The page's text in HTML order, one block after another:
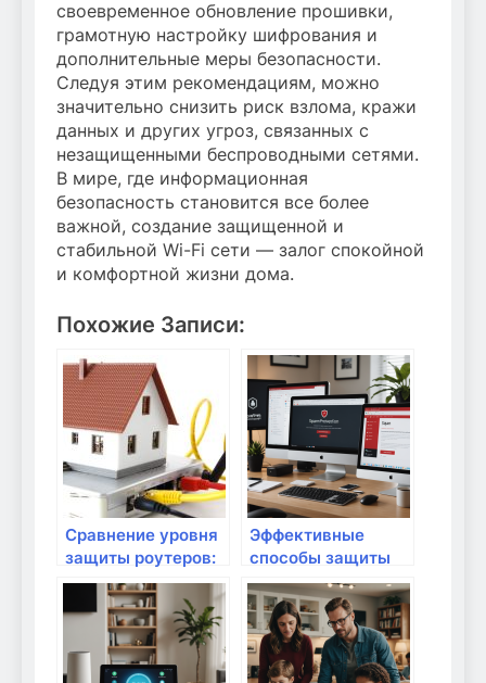
своевременное обновление прошивки,
грамотную настройку шифрования и
дополнительные меры безопасности.
Следуя этим рекомендациям, можно
значительно снизить риск взлома, кражи
данных и других угроз, связанных с
незащищенными беспроводными сетями.
В мире, где информационная
безопасность становится все более
важной, создание защищенной и
стабильной Wi-Fi сети — залог спокойной
и комфортной жизни дома.
Похожие Записи:
Сравнение уровня
защиты роутеров:
что важно знать?
Эффективные
способы защиты
домашнего
почтового ящика
от спам-атаки:
полное
руководство